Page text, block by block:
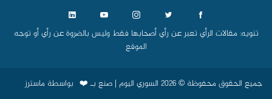
تنويه: مقالات الرأي تعبر عن رأي أصحابها فقط وليس بالضروة عن رأي أو توجه
الموقع
جميع الحقوق محفوظة © 2026 السوري اليوم | صنع بـ ❤️ بواسطة ماسترز